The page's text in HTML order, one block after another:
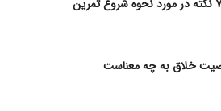
خلاق به چه معناست